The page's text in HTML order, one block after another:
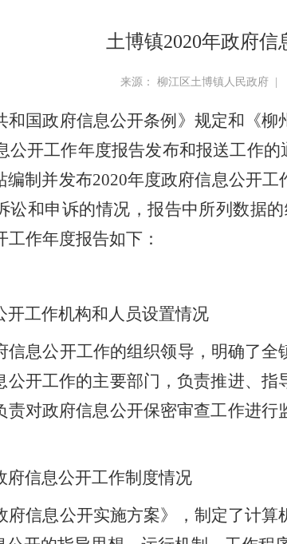
土博镇2020年政府
来源： 柳江区土博镇人民政府 |
和国政府信息公开条例》规定和《
公开工作年度报告发布和报送工作的
编制并发布2020年度政府信息公开工
讼和申诉的情况，报告中所列数据
作年度报告如下：
开工作机构和人员设置情况
信息公开工作的组织领导，明确了
公开工作的主要部门，负责推进、
责对政府信息公开保密审查工作进
府信息公开工作制度情况
府信息公开实施方案》，制定了计